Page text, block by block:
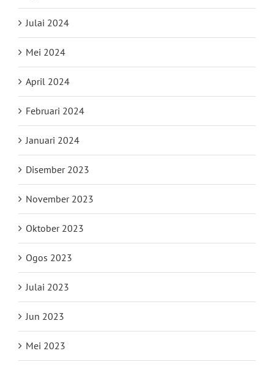
Julai 2024
Mei 2024
April 2024
Februari 2024
Januari 2024
Disember 2023
November 2023
Oktober 2023
Ogos 2023
Julai 2023
Jun 2023
Mei 2023